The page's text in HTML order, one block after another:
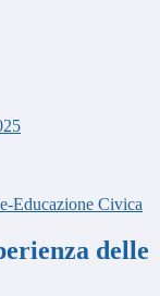
Educazione Civica
delle